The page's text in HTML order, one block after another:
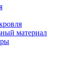
материал